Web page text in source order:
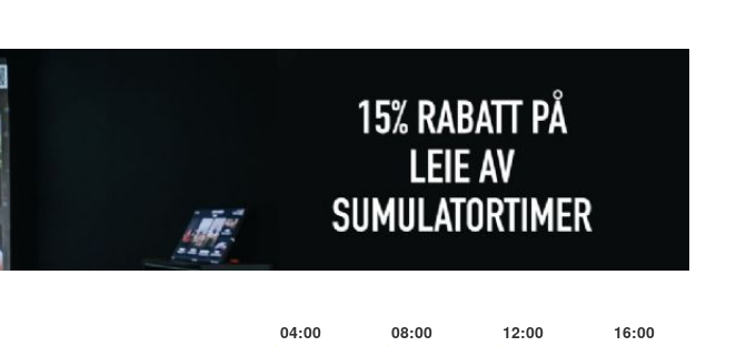
04:00 08:00 12:00 16:00